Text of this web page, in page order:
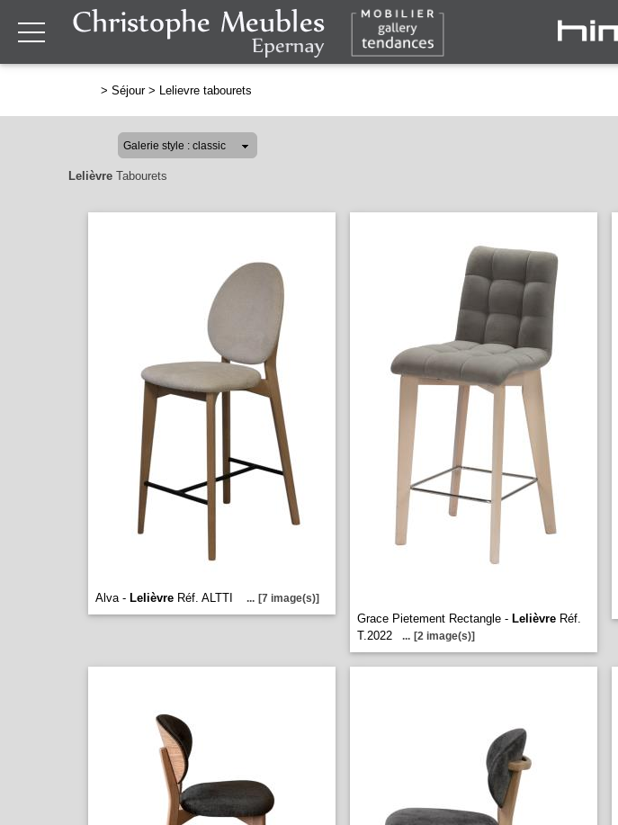
> Séjour> Lelievre tabourets
Lelièvre Tabourets
Alva - Lelièvre Réf. ALTTI ... [7 image(s)]
Grace Pietement Rectangle - Lelièvre Réf.
T.2022
... [2 image(s)]